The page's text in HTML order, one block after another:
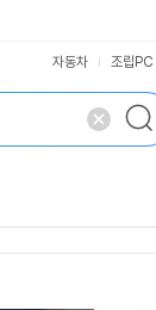
자동차 조립PC